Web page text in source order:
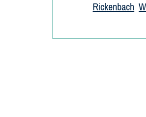
Rickenbach